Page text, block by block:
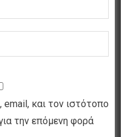
και τον ιστότοπο
την επόμενη φορά